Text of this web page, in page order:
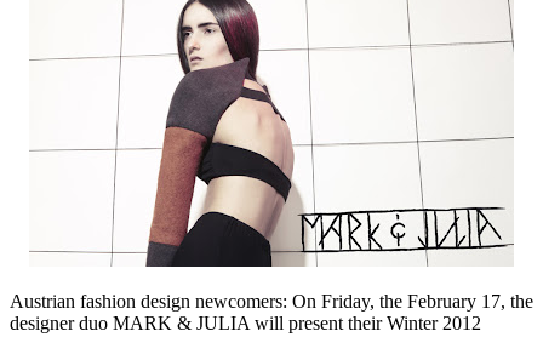
Austrian fashion design newcomers: On Friday, the February 17, the
designer duo MARK & JULIA will present their Winter 2012